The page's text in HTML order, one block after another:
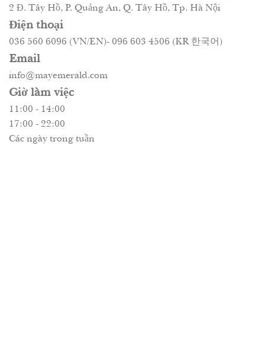
2 Đ. Tây Hồ, P. Quảng An, Q. Tây Hồ, Tp. Hà Nội
Điện thoại
036 560 6096 (VN/EN)- 096 603 4506 (KR 한국어)
Email
info@mayemerald.com
Giờ làm việc
11:00 - 14:00
17:00 - 22:00
Các ngày trong tuần